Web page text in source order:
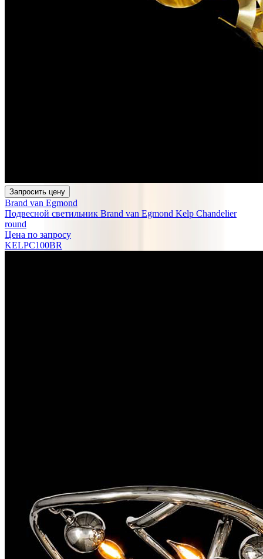
Запросить цену
Brand van Egmond
Подвесной светильник Brand van Egmond Kelp Chandelier
round
Цена по запросу
KELPC100BR